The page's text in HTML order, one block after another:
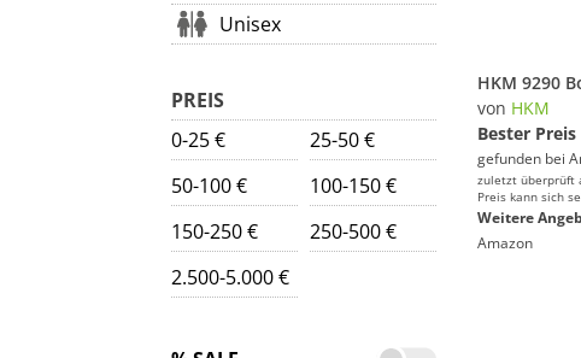
Unisex
PREIS
0-25 €
25-50 €
50-100 €
100-150 €
150-250 €
250-500 €
2.500-5.000 €
von HKM
Bester Preis
gefunden bei
zuletzt überprüft
Preis kann sich
Weitere
Amazon